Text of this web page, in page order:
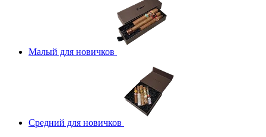
Малый для новичков
Средний для новичков